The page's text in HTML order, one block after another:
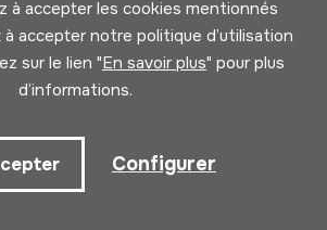
LEGÜERO
de musique
à accepter les cookies mentionnés
accepter notre politique d’utilisation
sur le lien "En savoir plus" pour plus
d’informations.
Configurer